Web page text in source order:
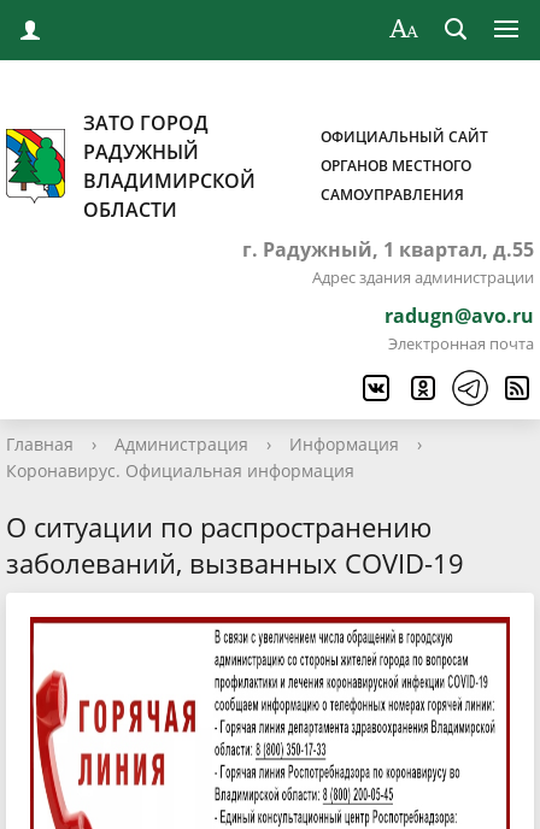
ЗАТО ГОРОД
РАДУЖНЫЙ
ВЛАДИМИРСКОЙ
ОБЛАСТИ
ОФИЦИАЛЬНЫЙ САЙТ
ОРГАНОВ МЕСТНОГО
САМОУПРАВЛЕНИЯ
г. Радужный, 1 квартал, д.55
Адрес здания администрации
radugn@avo.ru
Электронная почта
Главная › Администрация › Информация
›
Коронавирус. Официальная информация
О ситуации по распространению
заболеваний, вызванных COVID-19